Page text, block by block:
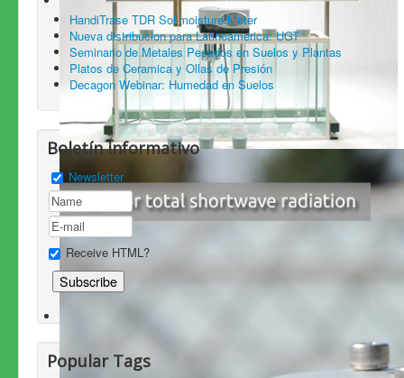
HandiTrase TDR Soilmoisture Meter
Nueva distribucion para Latinoamerica: UGT
Seminario de Metales Pesados en Suelos y Plantas
Platos de Ceramica y Ollas de Presión
Decagon Webinar: Humedad en Suelos
Boletín informativo
Newsletter
Receive HTML?
Popular Tags